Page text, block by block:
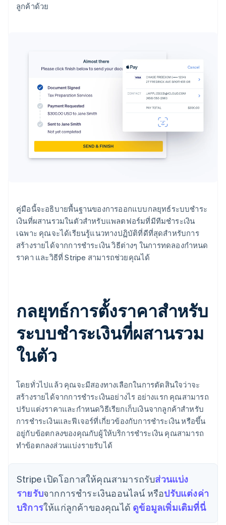
ลูกค้าด้วย
คู่มือนี้จะอธิบายพื้นฐานของการออกแบบกลยุทธ์ระบบชำระ
เงินที่ผสานรวมในตัวสำหรับแพลตฟอร์มที่มีทีมชำระเงิน
เฉพาะ คุณจะได้เรียนรู้แนวทางปฏิบัติที่ดีที่สุดสำหรับการ
สร้างรายได้จากการชำระเงิน วิธีต่างๆ ในการทดลองกำหนด
ราคา และวิธีที่ Stripe สามารถช่วยคุณได้
กลยุทธ์การตั้งราคาสำหรับ
ระบบชำระเงินที่ผสานรวม
ในตัว
โดยทั่วไปแล้ว คุณจะมีสองทางเลือกในการตัดสินใจว่าจะ
สร้างรายได้จากการชำระเงินอย่างไร อย่างแรก คุณสามารถ
ปรับแต่งราคาและกำหนดวิธีเรียกเก็บเงินจากลูกค้าสำหรับ
การชำระเงินและฟีเจอร์ที่เกี่ยวข้องกับการชำระเงิน หรือขึ้น
อยู่กับข้อตกลงของคุณกับผู้ให้บริการชำระเงิน คุณสามารถ
ทำข้อตกลงส่วนแบ่งรายรับได้
Stripe เปิดโอกาสให้คุณสามารถรับส่วนแบ่ง
รายรับจากการชำระเงินออนไลน์ หรือปรับแต่งค่า
บริการให้แก่ลูกค้าของคุณได้ ดูข้อมูลเพิ่มเติมที่นี่